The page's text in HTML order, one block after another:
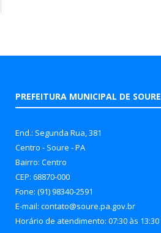
PREFEITURA MUNICIPAL DE SOURE
End.: Segunda Rua, 381
Centro - Soure - PA
Bairro: Centro
CEP: 68870-000
Fone: (91) 98340-2591
E-mail: contato@soure.pa.gov.br
Horário de atendimento: 07:30 às 13:30